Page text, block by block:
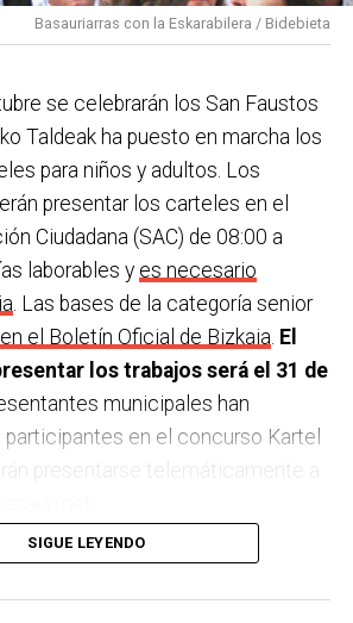
Basauriarras con la Eskarabilera / Bidebieta
se celebrarán los San Faustos
Taldeak ha puesto en marcha los
para niños y adultos. Los
presentar los carteles en el
Ciudadana (SAC) de 08:00 a
laborables y es necesario
. Las bases de la categoría senior
el Boletín Oficial de Bizkaia. El
los trabajos será el 31 de
municipales han
en el concurso Kartel
participar en el concurso es el
en el cartel. Además, los
SIGUE LEYENDO